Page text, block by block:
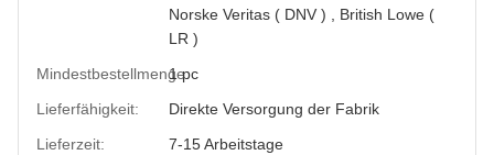
Norske Veritas ( DNV ) , British Lowe (
LR )
Mindestbestellmenge:
1 pc
Lieferfähigkeit:
Direkte Versorgung der Fabrik
Lieferzeit:
7-15 Arbeitstage